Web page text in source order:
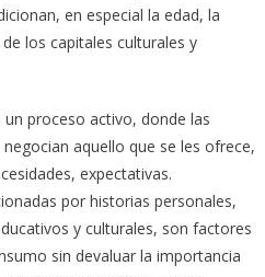
en especial la edad, la
los capitales culturales y
proceso activo, donde las
aquello que se les ofrece,
expectativas.
por historias personales,
y culturales, son factores
sin devaluar la importancia